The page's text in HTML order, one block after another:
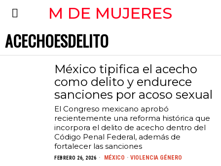
M DE MUJERES
ACECHOESDELITO
México tipifica el acecho
como delito y endurece
sanciones por acoso sexual
El Congreso mexicano aprobó
recientemente una reforma histórica que
incorpora el delito de acecho dentro del
Código Penal Federal, además de
fortalecer las sanciones
FEBRERO 26, 2026 MÉXICO · VIOLENCIA GÉNERO